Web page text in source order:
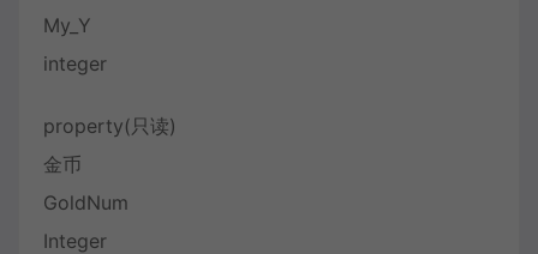
My_Y
integer
property(只读)
金币
GoldNum
Integer